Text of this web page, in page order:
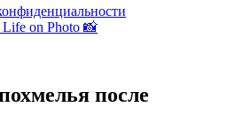
on Photo 📸
после